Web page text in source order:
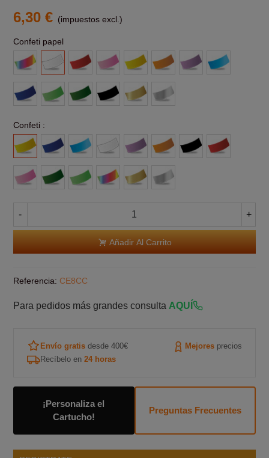
6,30 € (impuestos excl.)
Confeti papel
MulticolorBlanco Rojo Rosa Amarillo Naranja Morado
Azul
claro
Azul
Verde
claro
Verde
Oscuro
Negro Oro Plata
Confeti :
Amarillo
Azul
Azul
Claro
Blanco Morado Naranja Negro Rojo
Rosa Verde Verde MulticolorOro Plata
- +
Añadir Al Carrito
Referencia: CE8CC
Para pedidos más grandes consulta AQUÍ
Envío gratisdesde 400€ Mejores precios
Recíbelo en 24 horas
¡Personaliza el
Cartucho!
Preguntas Frecuentes